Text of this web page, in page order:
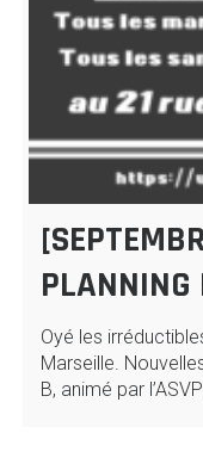
Oyé les
Marseille.
B, animé par